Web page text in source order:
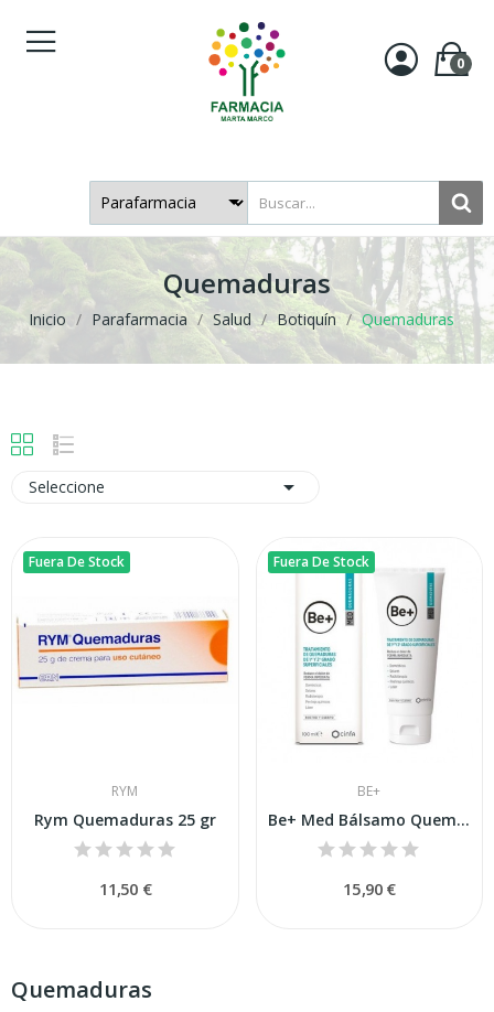
0
Quemaduras
Inicio Parafarmacia Salud Botiquín Quemaduras
Quemaduras
Seleccione 
Fuera De Stock
RYM
Rym Quemaduras 25 gr
11,50 €
Fuera De Stock
BE+
Be+ Med Bálsamo Quemaduras 100ml
15,90 €